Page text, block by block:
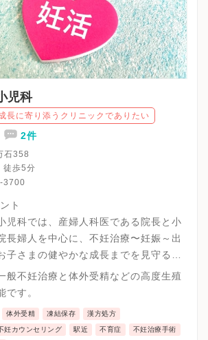
児科
長に寄り添うクリニックでありたい
2件
石358
徒歩5分
3700
ト
児科では、産婦人科医である院長と小
長婦人を中心に、不妊治療〜妊娠～出
子さまの健やかな成長までを見守る万
ており、一環とした不妊治療からアフ
受けることが可能です。
般不妊治療と体外受精などの高度生殖
です。
体外受精 凍結保存 漢方処方
妊カウンセリング 駅近 不育症 不妊治療手術